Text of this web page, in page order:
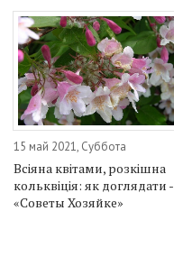
15 май 2021, Суббота
Всіяна квітами, розкішна
кольквіція: як доглядати -
«Советы Хозяйке»